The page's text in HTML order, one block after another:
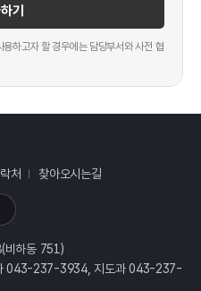
기
하고자 할 경우에는 담당부서와 사전 협
처 찾아오시는길
비하동 751)
043-237-3934, 지도과 043-237-